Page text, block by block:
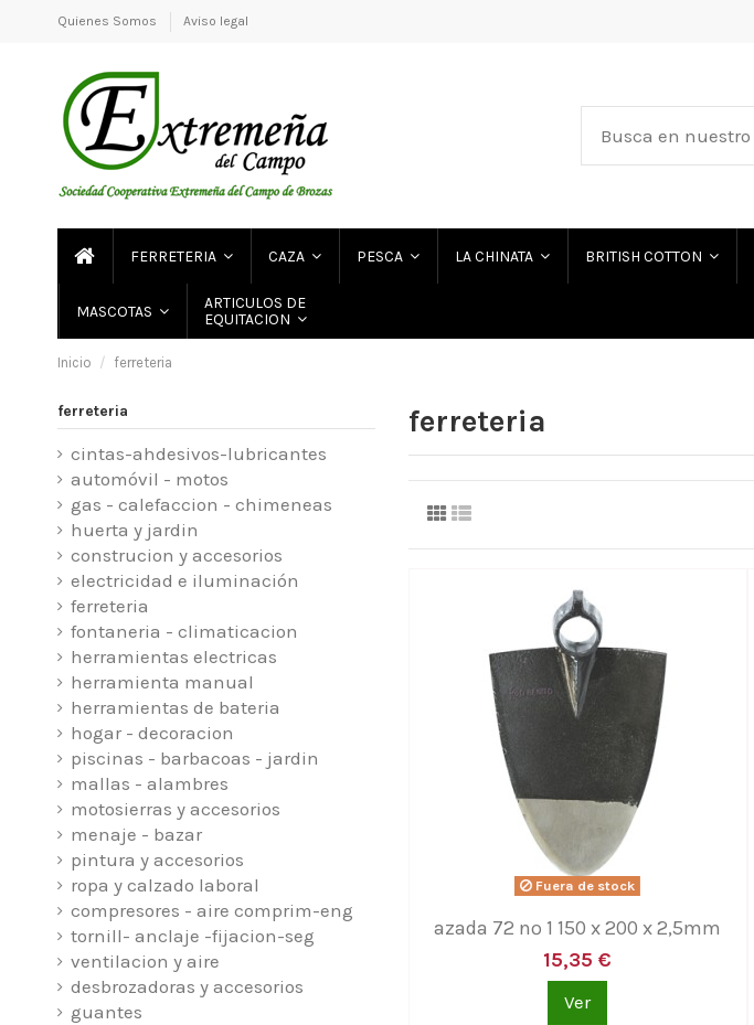
Quienes Somos Aviso legal
FERRETERIA CAZA PESCA LA CHINATA BRITISH COTTON
MASCOTAS
ARTICULOS DE
EQUITACION
Inicio ferreteria
ferreteria
Fuera de stock
azada 72 nº 1 150 x 200 x 2,5mm
15,35 €
Ver
ferreteria
cintas-ahdesivos-lubricantes
automóvil - motos
gas - calefaccion - chimeneas
huerta y jardin
construcion y accesorios
electricidad e iluminación
ferreteria
fontaneria - climaticacion
herramientas electricas
herramienta manual
herramientas de bateria
hogar - decoracion
piscinas - barbacoas - jardin
mallas - alambres
motosierras y accesorios
menaje - bazar
pintura y accesorios
ropa y calzado laboral
compresores - aire comprim-eng
tornill- anclaje -fijacion-seg
ventilacion y aire
desbrozadoras y accesorios
guantes